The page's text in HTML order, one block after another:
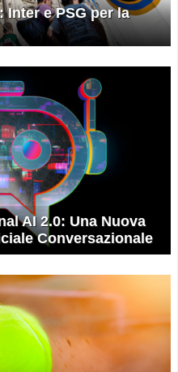
Inter e PSG per la
AI 2.0: Una Nuova
Conversazionale